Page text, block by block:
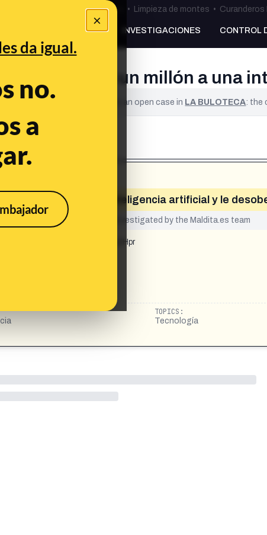
×
da igual.
no.
a
Bulos Ceuta • Limpieza de montes • Curanderos
PREBUNKING INVESTIGACIONES CONTROL
de uno a un millón a una
has NOT yet been verified. It is an open case in LA BULOTECA: the
uno a un millón a una inteligencia artificial y le
This content has not yet been investigated by the Maldita.es team
?igsh=aXhoZHgxb201ZHpr
TOPICS:
Tecnología